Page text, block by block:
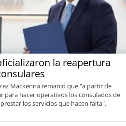
la reapertura
Mackenna remarcó que "a partir de
para hacer operativos los consulados de
los servicios que hacen falta".